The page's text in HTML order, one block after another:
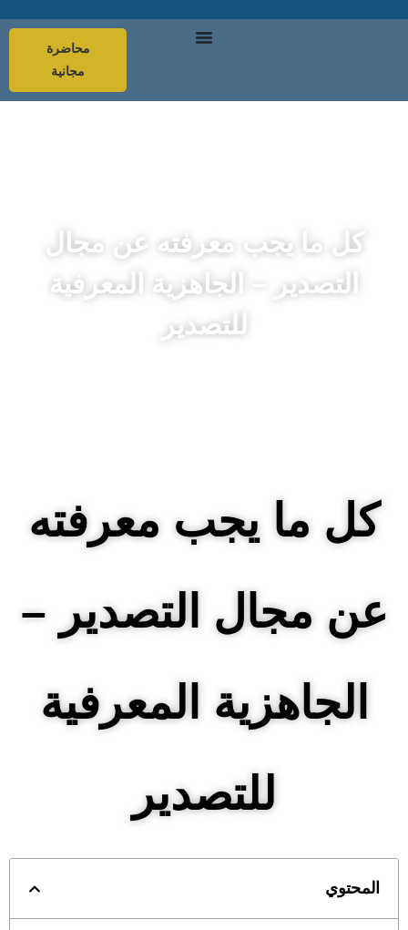
محاضرة
مجانية
كل ما يجب معرفته عن مجال
التصدير – الجاهزية المعرفية
للتصدير
كل ما يجب معرفته
عن مجال التصدير –
الجاهزية المعرفية
للتصدير
المحتوي